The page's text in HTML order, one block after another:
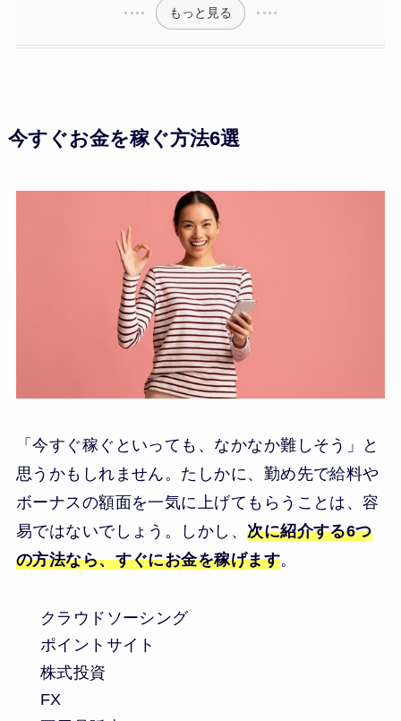
もっと見る
今すぐお金を稼ぐ方法6選
「今すぐ稼ぐといっても、なかなか難しそう」と
思うかもしれません。たしかに、勤め先で給料や
ボーナスの額面を一気に上げてもらうことは、容
易ではないでしょう。しかし、次に紹介する6つ
の方法なら、すぐにお金を稼げます。
クラウドソーシング
ポイントサイト
株式投資
FX